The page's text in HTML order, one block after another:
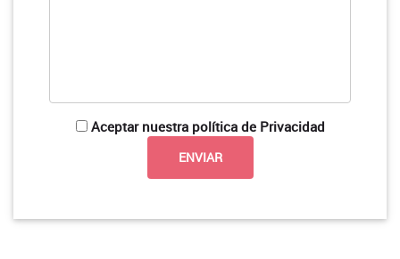
Aceptar nuestra política de Privacidad